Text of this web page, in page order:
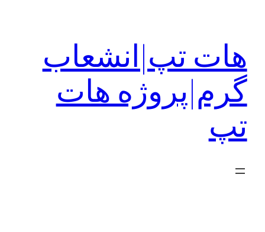
هات تپ|انشعاب
گرم|پروژه هات
تپ